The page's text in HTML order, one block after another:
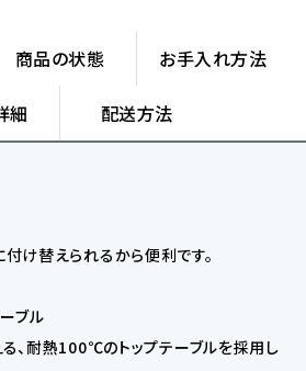
商品の状態 お手入れ方法
細 配送方法
け替えられるから便利です。
ブル
、耐熱100℃のトップテーブルを採用し